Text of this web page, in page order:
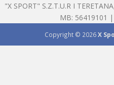
"X SPORT" S.Z.T.U.R I
MB: 56419101
Copyright © 2026X